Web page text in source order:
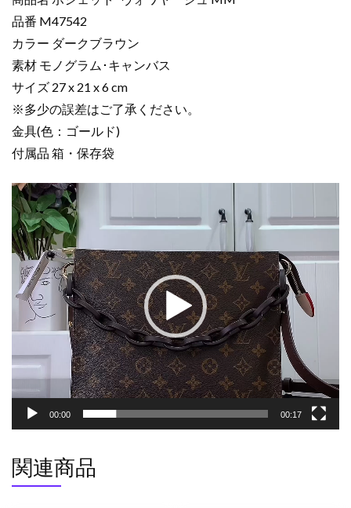
ー
ポ
シ
ェ
ッ
ト･
ォ
ワ
ー
ジ
ュ
MM
ダ
ー
ブ
ウ
ン
M47542
グ
ラ
品番 M47542
カラー ダークブラウン
素材 モノグラム･キャンバス
サイズ 27 x 21 x 6 cm
※多少の誤差はご了承ください。
金具(色：ゴールド)
付属品 箱・保存袋
動
画
プ
レ
ー
ヤ
ー
00:00 00:17
関連商品